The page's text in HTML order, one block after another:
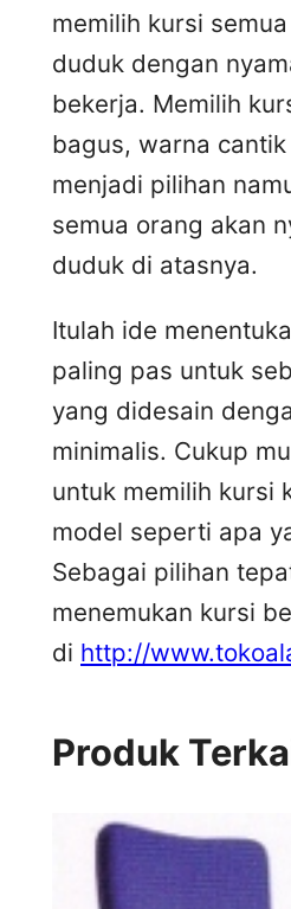
memilih kursi
duduk dengan
bekerja. Memilih
bagus, warna
menjadi pilihan
semua orang akan
duduk di atasnya.
Itulah ide
paling pas untuk
yang didesain
minimalis. Cukup
untuk memilih kursi
model seperti apa
Sebagai pilihan
menemukan kursi
di http://
Produk